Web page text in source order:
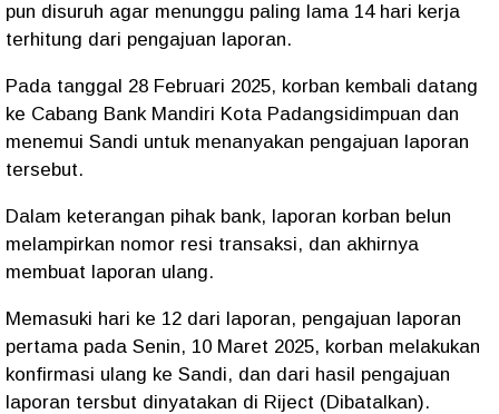
pun disuruh agar menunggu paling lama 14 hari kerja
terhitung dari pengajuan laporan.
Pada tanggal 28 Februari 2025, korban kembali datang
ke Cabang Bank Mandiri Kota Padangsidimpuan dan
menemui Sandi untuk menanyakan pengajuan laporan
tersebut.
Dalam keterangan pihak bank, laporan korban belun
melampirkan nomor resi transaksi, dan akhirnya
membuat laporan ulang.
Memasuki hari ke 12 dari laporan, pengajuan laporan
pertama pada Senin, 10 Maret 2025, korban melakukan
konfirmasi ulang ke Sandi, dan dari hasil pengajuan
laporan tersbut dinyatakan di Riject (Dibatalkan).